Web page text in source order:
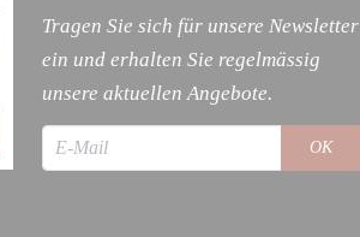
Tragen Sie sich für unsere Newsletter
ein und erhalten Sie regelmässig
unsere aktuellen Angebote.